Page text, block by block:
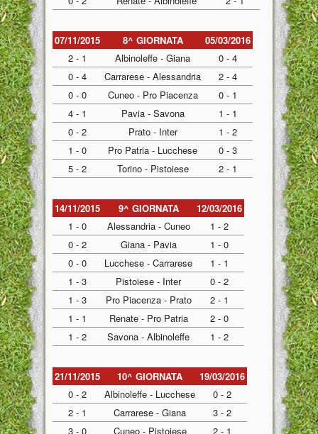
07/11/2015 8^ GIORNATA
05/03/2016
2 - 1
Albinoleffe - Giana
0 - 4
0 - 4
Carrarese - Alessandria
2 - 4
0 - 0
Cuneo - Pro Piacenza
0 - 1
4 - 1
Pavia - Savona
1 - 1
0 - 2
Prato - Inter
1 - 2
1 - 0
Pro Patria - Lucchese
0 - 3
5 - 2
Torino - Pistoiese 2 - 1
14/11/2015 9^ GIORNATA
12/03/2016
1 - 0
Alessandria - Cuneo
1 - 2
0 - 2
Giana - Pavia
1 - 0
0 - 0
Lucchese - Carrarese
1 - 1
1 - 3
Pistoiese - Inter
0 - 2
1 - 3
Pro Piacenza - Prato
2 - 1
1 - 1
Renate - Pro Patria
2 - 0
1 - 2
Savona - Albinoleffe 1 - 2
21/11/2015 10^ GIORNATA
19/03/2016
0 - 2
Albinoleffe - Lucchese
0 - 2
2 - 1
Carrarese - Giana
3 - 2
3 - 0
Cuneo - Pistoiese 2 - 1